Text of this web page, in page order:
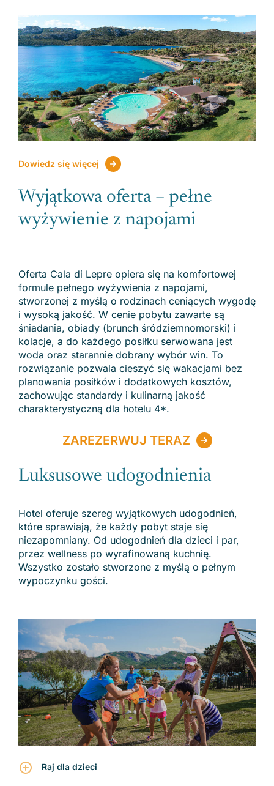
Dowiedz się więcej
Wyjątkowa oferta – pełne
wyżywienie z napojami
Oferta Cala di Lepre opiera się na komfortowej
formule pełnego wyżywienia z napojami,
stworzonej z myślą o rodzinach ceniących wygodę
i wysoką jakość. W cenie pobytu zawarte są
śniadania, obiady (brunch śródziemnomorski) i
kolacje, a do każdego posiłku serwowana jest
woda oraz starannie dobrany wybór win. To
rozwiązanie pozwala cieszyć się wakacjami bez
planowania posiłków i dodatkowych kosztów,
zachowując standardy i kulinarną jakość
charakterystyczną dla hotelu 4*.
ZAREZERWUJ TERAZ
Luksusowe udogodnienia
Hotel oferuje szereg wyjątkowych udogodnień,
które sprawiają, że każdy pobyt staje się
niezapomniany. Od udogodnień dla dzieci i par,
przez wellness po wyrafinowaną kuchnię.
Wszystko zostało stworzone z myślą o pełnym
wypoczynku gości.
Raj dla dzieci